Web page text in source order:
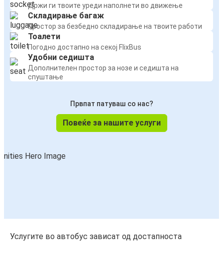
Држи ги твоите уреди наполнети во движење
Складирање багаж
Простор за безбедно складирање на твоите работи
Тоалети
Погодно достапно на секој FlixBus
Удобни седишта
Дополнителен простор за нозе и седишта на
спуштање
Првпат патуваш со нас?
Повеќе за нашите услуги
Услугите во автобус зависат од достапноста